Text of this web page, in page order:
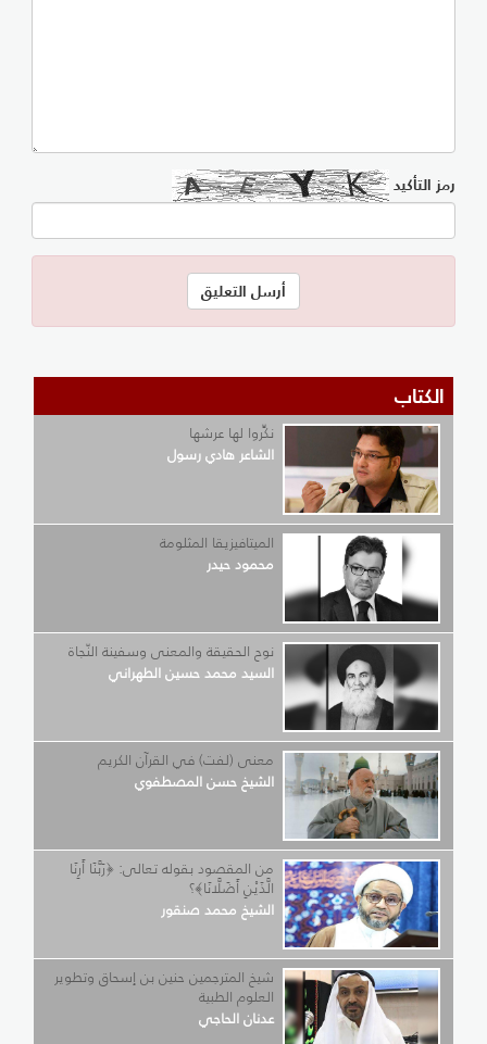
رمز التأكيد
الكتاب
نكِّروا لها عرشها
الشاعر هادي رسول
الميتافيزيقا المثلومة
محمود حيدر
نوح الحقيقة والمعنى وسفينة النّجاة
السيد محمد حسين الطهراني
معنى (لفت) في القرآن الكريم
الشيخ حسن المصطفوي
من المقصود بقوله تعالى: ﴿رَبَّنَا أَرِنَا
الَّذَيْنِ أَضَلَّانَا﴾؟
الشيخ محمد صنقور
شيخ المترجمين حنين بن إسحاق وتطوير
العلوم الطبية
عدنان الحاجي